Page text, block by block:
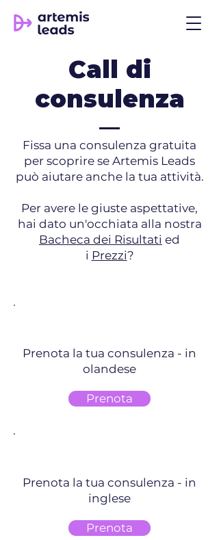
Call di
consulenza
Fissa una consulenza gratuita
per scoprire se Artemis Leads
può aiutare anche la tua attività.
Per avere le giuste aspettative,
hai dato un'occhiata alla nostra
Bacheca dei Risultati ed
i Prezzi?
Prenota la tua consulenza - in
olandese
Prenota
Prenota la tua consulenza - in
inglese
Prenota